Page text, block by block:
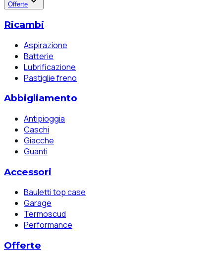
Offerte
Ricambi
Aspirazione
Batterie
Lubrificazione
Pastiglie freno
Abbigliamento
Antipioggia
Caschi
Giacche
Guanti
Accessori
Bauletti top case
Garage
Termoscud
Performance
Offerte